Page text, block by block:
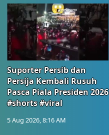
Suporter Persib dan
Persija Kembali Rusuh
Pasca Piala Presiden 2026
#shorts #viral
5 Aug 2026, 8:16 AM